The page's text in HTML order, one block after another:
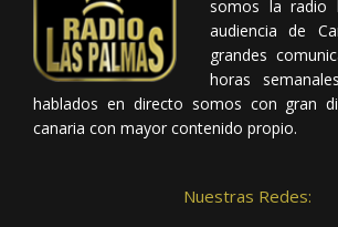
somos la radio
audiencia de
grandes
horas
hablados en directo somos con gran
canaria con mayor contenido propio.
Nuestras Redes: